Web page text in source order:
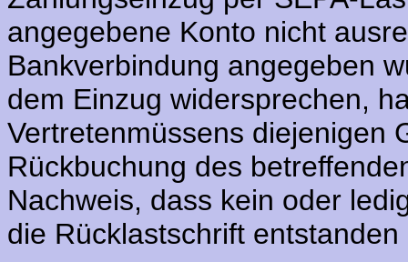
angegebene Konto nicht
Bankverbindung angegeben
dem Einzug widersprechen,
Vertretenmüssens diejenigen
Rückbuchung des
Nachweis, dass kein oder
die Rücklastschrift